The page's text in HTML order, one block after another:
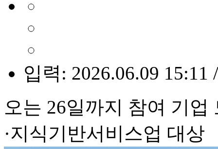
입력: 2026.06.09 15:11
오는 26일까지 참여 기
·지식기반서비스업 대상